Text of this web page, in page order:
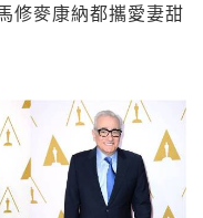
修麥康納都攜愛妻甜